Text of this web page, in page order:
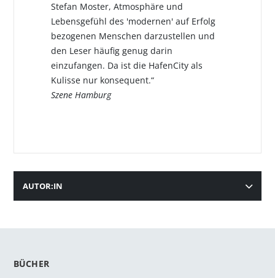
Stefan Moster, Atmosphäre und
Lebensgefühl des 'modernen' auf Erfolg
bezogenen Menschen darzustellen und
den Leser häufig genug darin
einzufangen. Da ist die HafenCity als
Kulisse nur konsequent.“
Szene Hamburg
AUTOR:IN
BÜCHER